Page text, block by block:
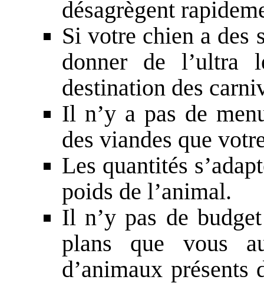
désagrègent
Si votre chien a des
donner de l’ultra
destination des
Il n’y a pas de
des viandes que
Les quantités
poids de l’animal.
Il n’y pas de
plans que vous
d’animaux